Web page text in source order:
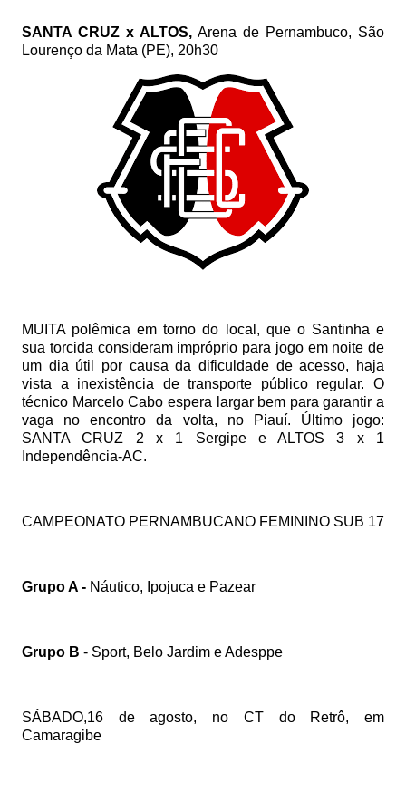
SANTA CRUZ x ALTOS, Arena de Pernambuco, São
Lourenço da Mata (PE), 20h30
MUITA polêmica em torno do local, que o Santinha e
sua torcida consideram impróprio para jogo em noite de
um dia útil por causa da dificuldade de acesso, haja
vista a inexistência de transporte público regular. O
técnico Marcelo Cabo espera largar bem para garantir a
vaga no encontro da volta, no Piauí. Último jogo:
SANTA CRUZ 2 x 1 Sergipe e ALTOS 3 x 1
Independência-AC.
CAMPEONATO PERNAMBUCANO FEMININO SUB 17
Grupo A - Náutico, Ipojuca e Pazear
Grupo B - Sport, Belo Jardim e Adesppe
SÁBADO,16 de agosto, no CT do Retrô, em
Camaragibe